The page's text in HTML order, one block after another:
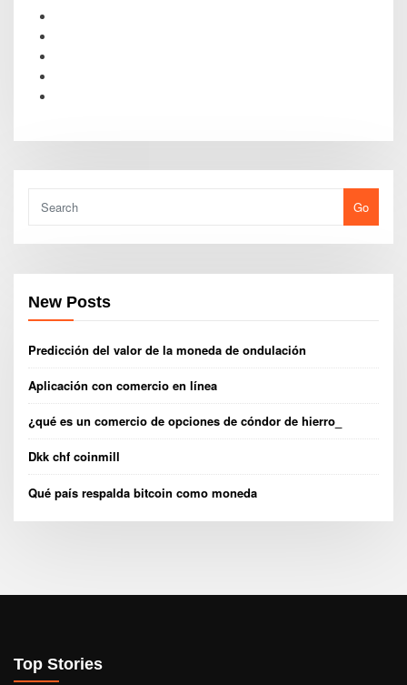
Go
New Posts
Predicción del valor de la moneda de ondulación
Aplicación con comercio en línea
¿qué es un comercio de opciones de cóndor de hierro_
Dkk chf coinmill
Qué país respalda bitcoin como moneda
Top Stories